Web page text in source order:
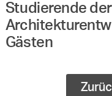
Studierende
Gästen